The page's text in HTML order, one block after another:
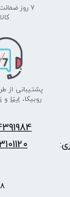
پشتیبانی از
روبیکا،ایتا و
۷ روز ضمانت بازگشت
​​​​​​​کالا
8 تا 17